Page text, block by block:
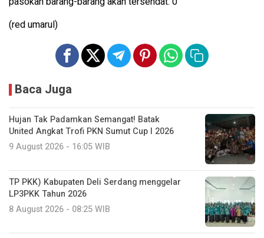
(red umarul)
Baca Juga
Hujan Tak Padamkan Semangat! Batak
United Angkat Trofi PKN Sumut Cup I 2026
9 August 2026 - 16:05 WIB
TP PKK) Kabupaten Deli Serdang menggelar
LP3PKK Tahun 2026
8 August 2026 - 08:25 WIB